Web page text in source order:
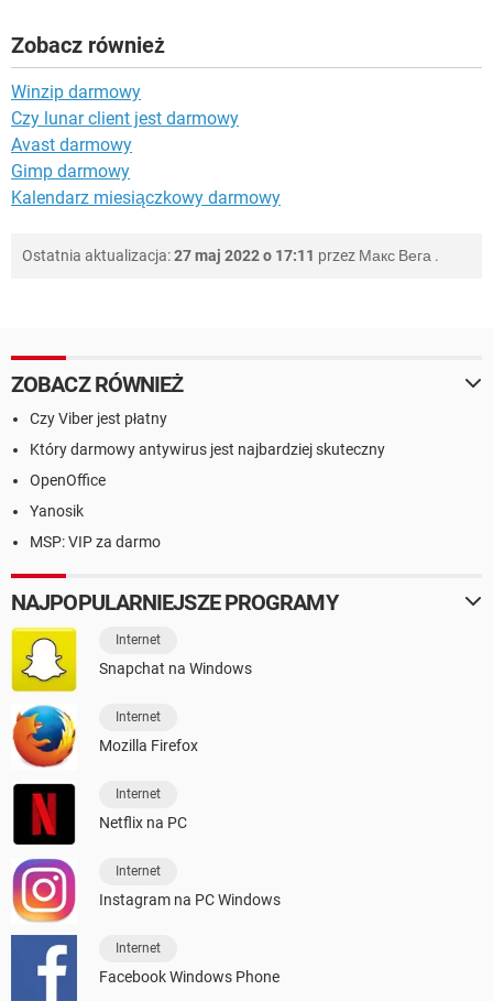
Zobacz również
Winzip darmowy
Czy lunar client jest darmowy
Avast darmowy
Gimp darmowy
Kalendarz miesiączkowy darmowy
Ostatnia aktualizacja:27 maj 2022 o 17:11 przez Макс Вега .
ZOBACZ RÓWNIEŻ
Czy Viber jest płatny
Który darmowy antywirus jest najbardziej skuteczny
OpenOffice
Yanosik
MSP: VIP za darmo
NAJPOPULARNIEJSZE PROGRAMY
Internet
Snapchat na Windows
Internet
Mozilla Firefox
Internet
Netflix na PC
Internet
Instagram na PC Windows
Internet
Facebook Windows Phone